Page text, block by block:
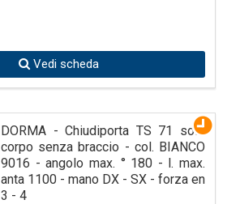
Vedi scheda
DORMA - Chiudiporta TS 71 solo
corpo senza braccio - col. BIANCO
9016 - angolo max. ° 180 - l. max.
anta 1100 - mano DX - SX - forza en
3 - 4